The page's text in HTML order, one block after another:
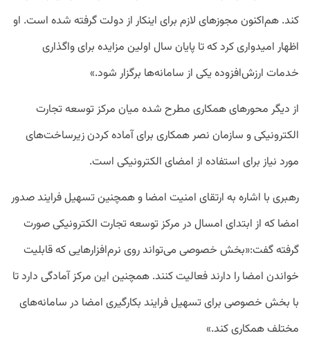
کند. هم‌اکنون مجوزهای لازم برای اینکار از دولت گرفته شده است. او
اظهار امیدواری کرد که تا پایان سال اولین مزایده برای واگذاری
خدمات ارزش‌افزوده یکی از سامانه‌ها برگزار شود.»
از دیگر محورهای همکاری مطرح شده میان مرکز توسعه تجارت
الکترونیکی و سازمان نصر همکاری برای آماده کردن زیرساخت‌های
مورد نیاز برای استفاده از امضای الکترونیکی است.
رهبری با اشاره به ارتقای امنیت امضا و همچنین تسهیل فرایند صدور
امضا که از ابتدای امسال در مرکز توسعه تجارت الکترونیکی صورت
گرفته گفت:«بخش خصوصی می‌تواند روی نرم‌افزارهایی که قابلیت
خواندن امضا را دارند فعالیت کنند. همچنین این مرکز آمادگی دارد تا
با بخش خصوصی برای تسهیل فرایند بکارگیری امضا در سامانه‌های
مختلف همکاری کند.»